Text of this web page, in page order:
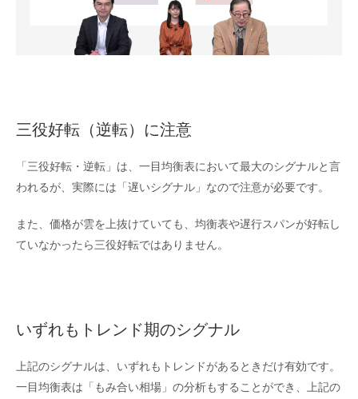
三役好転（逆転）に注意
「三役好転・逆転」は、一目均衡表において最大のシグナルと言
われるが、実際には「遅いシグナル」なので注意が必要です。
また、価格が雲を上抜けていても、均衡表や遅行スパンが好転し
ていなかったら三役好転ではありません。
いずれもトレンド期のシグナル
上記のシグナルは、いずれもトレンドがあるときだけ有効です。
一目均衡表は「もみ合い相場」の分析もすることができ、上記の